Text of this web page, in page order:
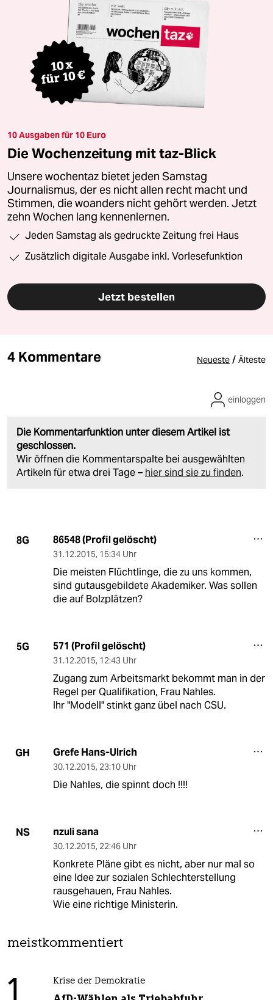
10 Ausgaben für 10 Euro
Die Wochenzeitung mit taz-Blick
Unsere wochentaz bietet jeden Samstag
Journalismus, der es nicht allen recht macht und
Stimmen, die woanders nicht gehört werden. Jetzt
zehn Wochen lang kennenlernen.
Jeden Samstag als gedruckte Zeitung frei Haus
Zusätzlich digitale Ausgabe inkl. Vorlesefunktion
Jetzt bestellen
4 Kommentare Neueste / Älteste
Die Kommentarfunktion unter diesem Artikel ist
geschlossen.
Wir öffnen die Kommentarspalte bei ausgewählten
Artikeln für etwa drei Tage – hier sind sie zu finden.
einloggen
8G 86548 (Profil gelöscht)
31.12.2015, 15:34 Uhr
Die meisten Flüchtlinge, die zu uns kommen,
sind gutausgebildete Akademiker. Was sollen
die auf Bolzplätzen?
5G 571 (Profil gelöscht)
31.12.2015, 12:43 Uhr
Zugang zum Arbeitsmarkt bekommt man in der
Regel per Qualifikation, Frau Nahles.
Ihr "Modell" stinkt ganz übel nach CSU.
GH Grefe Hans-Ulrich
30.12.2015, 23:10 Uhr
Die Nahles, die spinnt doch !!!!
NS nzuli sana
30.12.2015, 22:46 Uhr
Konkrete Pläne gibt es nicht, aber nur mal so
eine Idee zur sozialen Schlechterstellung
rausgehauen, Frau Nahles.
Wie eine richtige Ministerin.
meistkommentiert
Krise der Demokratie